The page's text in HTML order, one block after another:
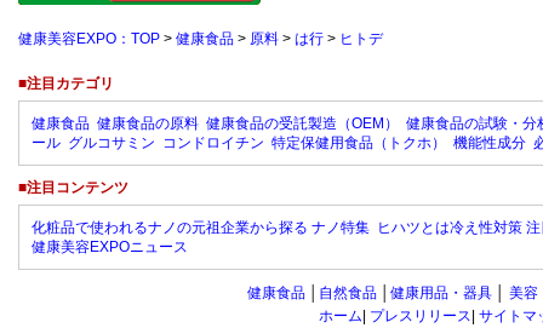
健康美容EXPO：TOP > 健康食品 > 原料 > は行 > ヒトデ
■注目カテゴリ
健康食品 健康食品の原料 健康食品の受託製造（OEM）
健康食品の試験・分
ール グルコサミン コンドロイチン 特定保健用食品（トクホ） 機能性成分
■注目コンテンツ
化粧品で使われるナノの元祖企業から探る ナノ特集 ヒハツとは冷え性対策
健康美容EXPOニュース
健康食品 自然食品 健康用品・器具 美容
ホーム プレスリリース サイトマ